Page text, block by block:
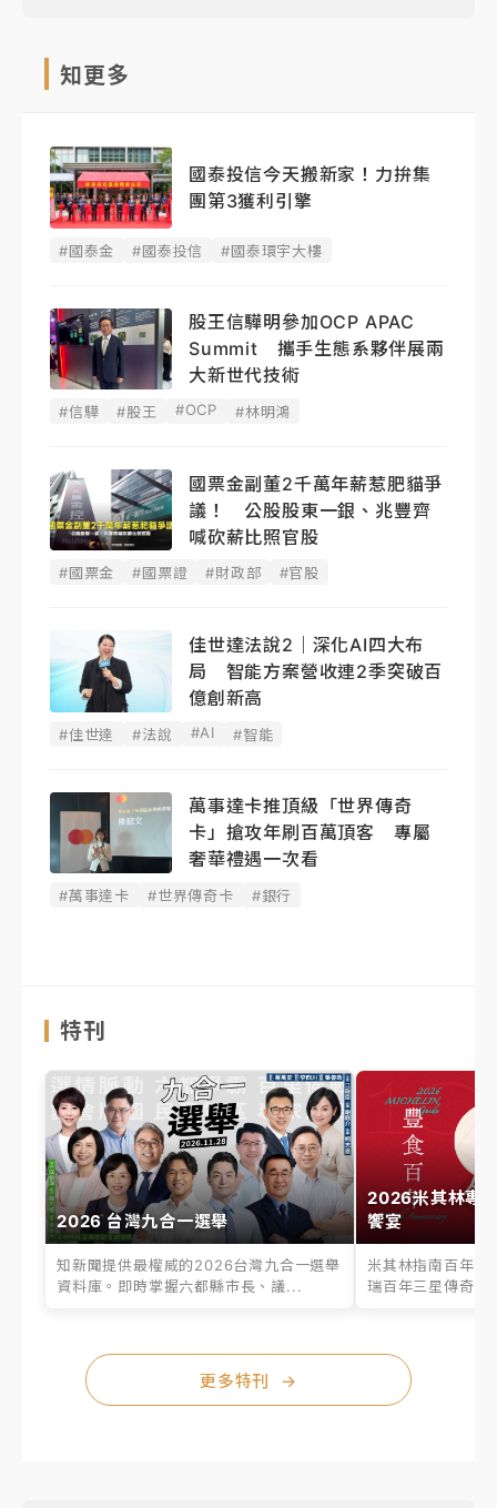
知更多
國泰投信今天搬新家！力拚集
團第3獲利引擎
#國泰金 #國泰投信 #國泰環宇大樓
股王信驊明參加OCP APAC
Summit 攜手生態系夥伴展兩
大新世代技術
#信驊 #股王 #OCP #林明鴻
國票金副董2千萬年薪惹肥貓爭
議！ 公股股東一銀、兆豐齊
喊砍薪比照官股
#國票金 #國票證 #財政部 #官股
佳世達法說2｜深化AI四大布
局 智能方案營收連2季突破百
億創新高
#佳世達 #法說 #AI #智能
萬事達卡推頂級「世界傳奇
卡」搶攻年刷百萬頂客 專屬
奢華禮遇一次看
#萬事達卡 #世界傳奇卡 #銀行
特刊
2026 台灣九合一選舉
知新聞提供最權威的2026台灣九合一選舉
資料庫。即時掌握六都縣市長、議...
2026米其林專
饗宴
米其林指南百年之
瑞百年三星傳奇、
更多特刊 →